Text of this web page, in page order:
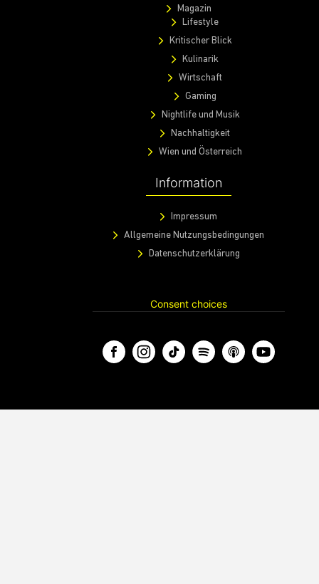
Magazin
Lifestyle
Kritischer Blick
Kulinarik
Wirtschaft
Gaming
Nightlife und Musik
Nachhaltigkeit
Wien und Österreich
Information
Impressum
Allgemeine Nutzungsbedingungen
Datenschutzerklärung
Consent choices